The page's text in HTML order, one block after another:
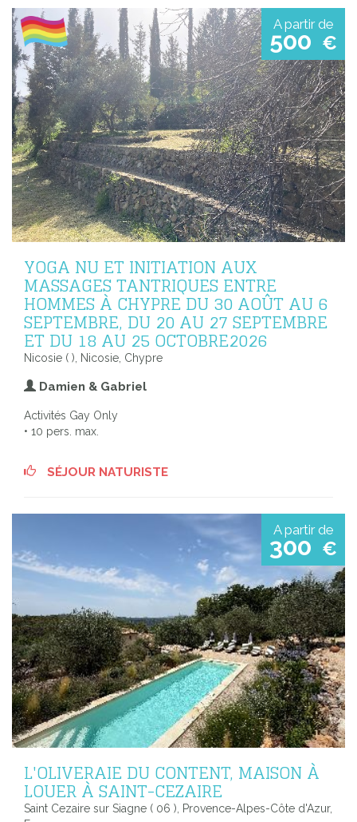
A partir de
500 €
YOGA NU ET INITIATION AUX
MASSAGES TANTRIQUES ENTRE
HOMMES À CHYPRE DU 30 AOÛT AU 6
SEPTEMBRE, DU 20 AU 27 SEPTEMBRE
ET DU 18 AU 25 OCTOBRE2026
Nicosie ( ), Nicosie, Chypre
Damien & Gabriel
Activités Gay Only
• 10 pers. max.
SÉJOUR NATURISTE
A partir de
300 €
L'OLIVERAIE DU CONTENT, MAISON À
LOUER À SAINT-CEZAIRE
Saint Cezaire sur Siagne ( 06 ), Provence-Alpes-Côte d'Azur,